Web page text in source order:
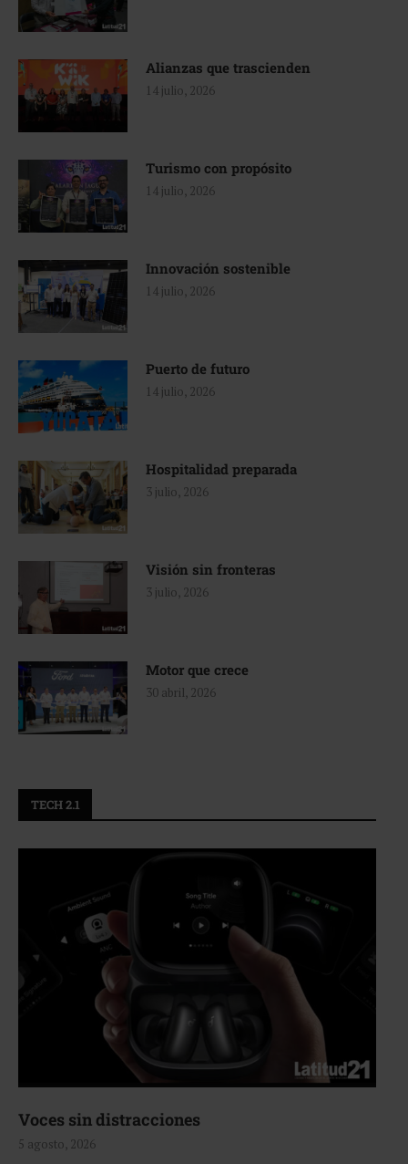
Alianzas que trascienden
14 julio, 2026
Turismo con propósito
14 julio, 2026
Innovación sostenible
14 julio, 2026
Puerto de futuro
14 julio, 2026
Hospitalidad preparada
3 julio, 2026
Visión sin fronteras
3 julio, 2026
Motor que crece
30 abril, 2026
TECH 2.1
Voces sin distracciones
5 agosto, 2026